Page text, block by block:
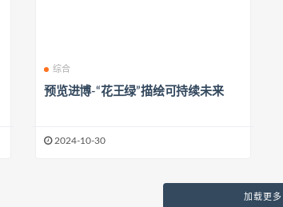
综合
预览进博-“花王绿”描绘可持续未来
2024-10-30
加载更多